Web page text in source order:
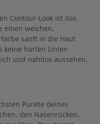
Contour-Look ist das
einen weichen,
sanft in die Haut
keine harten Linien
und nahtlos aussehen.
Punkte deines
den Nasenrücken,